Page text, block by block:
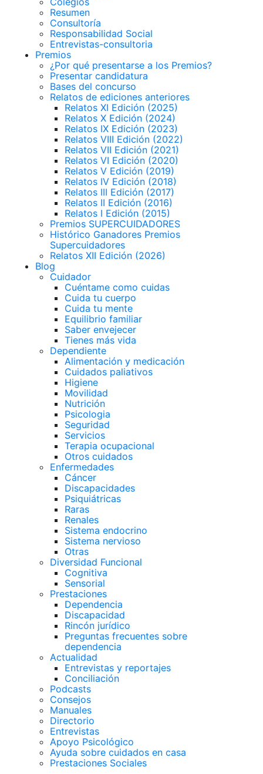
Resumen
Consultoría
Responsabilidad Social
Entrevistas-consultoria
Premios
¿Por qué presentarse a los Premios?
Presentar candidatura
Bases del concurso
Relatos de ediciones anteriores
Relatos XI Edición (2025)
Relatos X Edición (2024)
Relatos IX Edición (2023)
Relatos VIII Edición (2022)
Relatos VII Edición (2021)
Relatos VI Edición (2020)
Relatos V Edición (2019)
Relatos IV Edición (2018)
Relatos III Edición (2017)
Relatos II Edición (2016)
Relatos I Edición (2015)
Premios SUPERCUIDADORES
Histórico Ganadores Premios
Supercuidadores
Relatos XII Edición (2026)
Blog
Cuidador
Cuéntame como cuidas
Cuida tu cuerpo
Cuida tu mente
Equilibrio familiar
Saber envejecer
Tienes más vida
Dependiente
Alimentación y medicación
Cuidados paliativos
Higiene
Movilidad
Nutrición
Psicologia
Seguridad
Servicios
Terapia ocupacional
Otros cuidados
Enfermedades
Cáncer
Discapacidades
Psiquiátricas
Raras
Renales
Sistema endocrino
Sistema nervioso
Otras
Diversidad Funcional
Cognitiva
Sensorial
Prestaciones
Dependencia
Discapacidad
Rincón jurídico
Preguntas frecuentes sobre
dependencia
Actualidad
Entrevistas y reportajes
Conciliación
Podcasts
Consejos
Manuales
Directorio
Entrevistas
Apoyo Psicológico
Ayuda sobre cuidados en casa
Prestaciones Sociales